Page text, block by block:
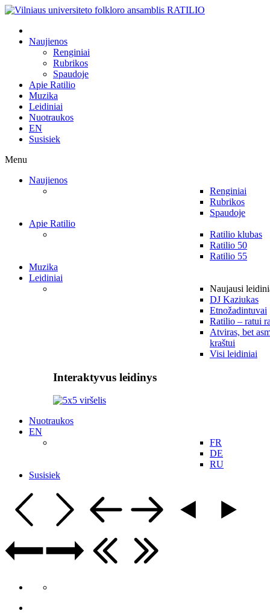
Naujienos
Renginiai
Rubrikos
Spaudoje
Apie Ratilio
Muzika
Leidiniai
Nuotraukos
EN
Susisiek
Menu
Naujienos
Renginiai
Rubrikos
Spaudoje
Apie Ratilio
Ratilio klubas
Ratilio 50
Ratilio 55
Muzika
Leidiniai
Naujausi
DJ Kaziukas
Etnožadintuvai
Ratilio – ratui
Atviras, bet
kraštui
Visi leidiniai
Interaktyvus leidinys
Nuotraukos
EN
FR
DE
RU
Susisiek